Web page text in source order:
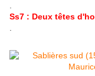
.
Ss7 : Deux têtes
.